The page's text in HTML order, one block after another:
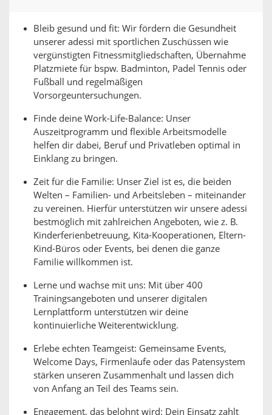
Bleib gesund und fit: Wir fördern die Gesundheit
unserer adessi mit sportlichen Zuschüssen wie
vergünstigten Fitnessmitgliedschaften, Übernahme
Platzmiete für bspw. Badminton, Padel Tennis oder
Fußball und regelmäßigen
Vorsorgeuntersuchungen.
Finde deine Work-Life-Balance: Unser
Auszeitprogramm und flexible Arbeitsmodelle
helfen dir dabei, Beruf und Privatleben optimal in
Einklang zu bringen.
Zeit für die Familie: Unser Ziel ist es, die beiden
Welten – Familien- und Arbeitsleben – miteinander
zu vereinen. Hierfür unterstützen wir unsere adessi
bestmöglich mit zahlreichen Angeboten, wie z. B.
Kinderferienbetreuung, Kita-Kooperationen, Eltern-
Kind-Büros oder Events, bei denen die ganze
Familie willkommen ist.
Lerne und wachse mit uns: Mit über 400
Trainingsangeboten und unserer digitalen
Lernplattform unterstützen wir deine
kontinuierliche Weiterentwicklung.
Erlebe echten Teamgeist: Gemeinsame Events,
Welcome Days, Firmenläufe oder das Patensystem
stärken unseren Zusammenhalt und lassen dich
von Anfang an Teil des Teams sein.
Engagement, das belohnt wird: Dein Einsatz zahlt